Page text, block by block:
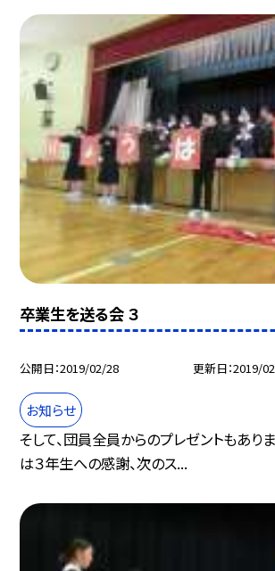
卒業生を送る会 ３
公開日 2019/02/28 更新日 2019/
お知らせ
そして、団員全員からのプレゼントもあり
は３年生への感謝、次のス...